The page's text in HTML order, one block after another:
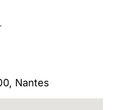
Nantes